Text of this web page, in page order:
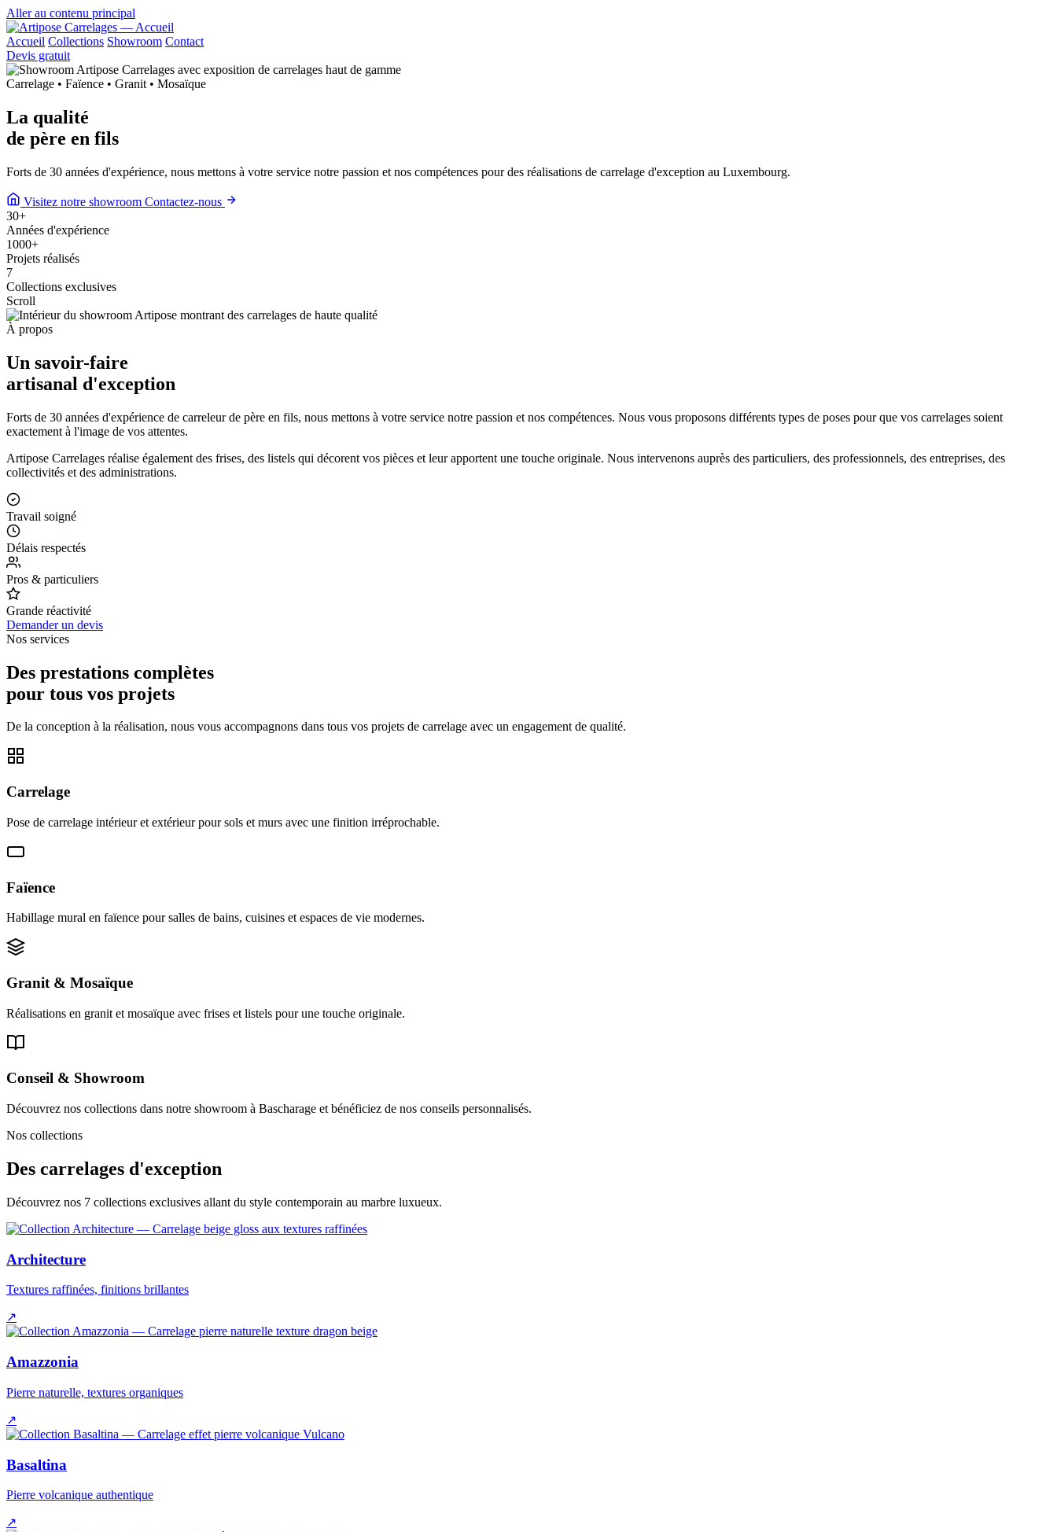
Aller au contenu principal
Accueil Collections Showroom Contact
Devis gratuit
Carrelage • Faïence • Granit • Mosaïque
La qualité
de père en fils
Forts de 30 années d'expérience, nous mettons à votre service notre passion et nos compétences pour des réalisations de carrelage d'exception au Luxembourg.
Visitez notre showroom Contactez-nous
30+
Années d'expérience
1000+
Projets réalisés
7
Collections exclusives
Scroll
À propos
Un savoir-faire
artisanal d'exception
Forts de 30 années d'expérience de carreleur de père en fils, nous mettons à votre service notre passion et nos compétences. Nous vous proposons différents types de poses pour que vos carrelages soient
exactement à l'image de vos attentes.
Artipose Carrelages réalise également des frises, des listels qui décorent vos pièces et leur apportent une touche originale. Nous intervenons auprès des particuliers, des professionnels, des entreprises, des
collectivités et des administrations.
Travail soigné
Délais respectés
Pros & particuliers
Grande réactivité
Demander un devis
Nos services
Des prestations complètes
pour tous vos projets
De la conception à la réalisation, nous vous accompagnons dans tous vos projets de carrelage avec un engagement de qualité.
Carrelage
Pose de carrelage intérieur et extérieur pour sols et murs avec une finition irréprochable.
Faïence
Habillage mural en faïence pour salles de bains, cuisines et espaces de vie modernes.
Granit & Mosaïque
Réalisations en granit et mosaïque avec frises et listels pour une touche originale.
Conseil & Showroom
Découvrez nos collections dans notre showroom à Bascharage et bénéficiez de nos conseils personnalisés.
Nos collections
Des carrelages d'exception
Découvrez nos 7 collections exclusives allant du style contemporain au marbre luxueux.
Architecture
Textures raffinées, finitions brillantes
↗
Amazzonia
Pierre naturelle, textures organiques
↗
Basaltina
Pierre volcanique authentique
↗